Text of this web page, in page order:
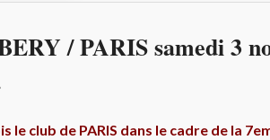
/ PARIS samedi 3
le club de PARIS dans le cadre de la